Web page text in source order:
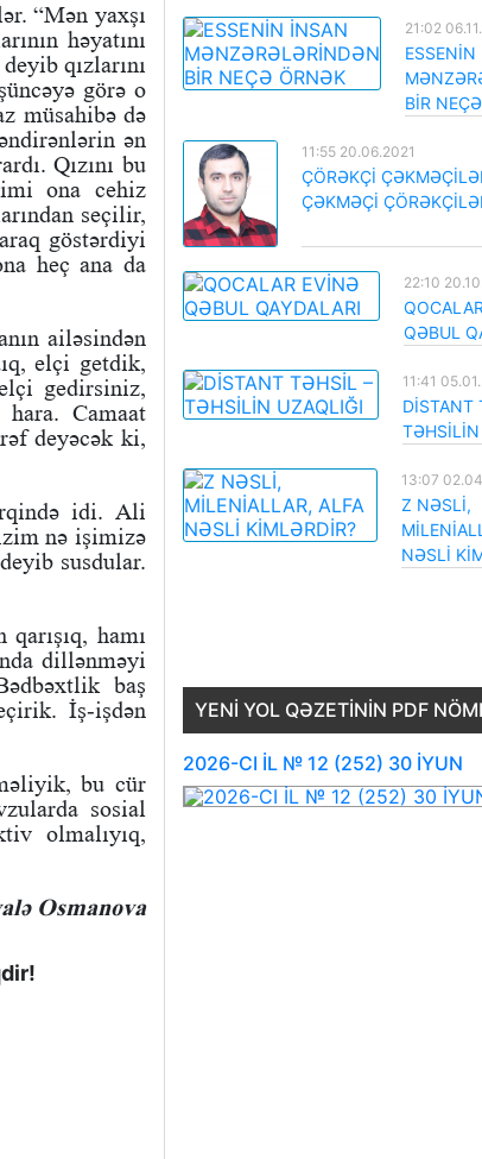
“Mən yaxşı
həyatını
qızlarını
görə o
müsahibə də
ən
Qızını bu
ona cehiz
seçilir,
göstərdiyi
heç ana da
ailəsindən
elçi getdik,
gedirsiniz,
Camaat
deyəcək ki,
idi. Ali
nə işimizə
susdular.
hamı
dillənməyi
baş
İş-işdən
bu cür
sosial
olmalıyıq,
Osmanova
21:02
ESSENİN
BİR
11:55 20.06.2021
ÇÖRƏKÇİ
ÇƏKMƏÇİ
22:10
QƏBUL
11:41
DİSTANT
TƏHSİLİN
13:07
Z NƏSLİ,
NƏSLİ
YENI YOL QƏZETININ PDF
2026-CI İL № 12 (252) 30 İYUN